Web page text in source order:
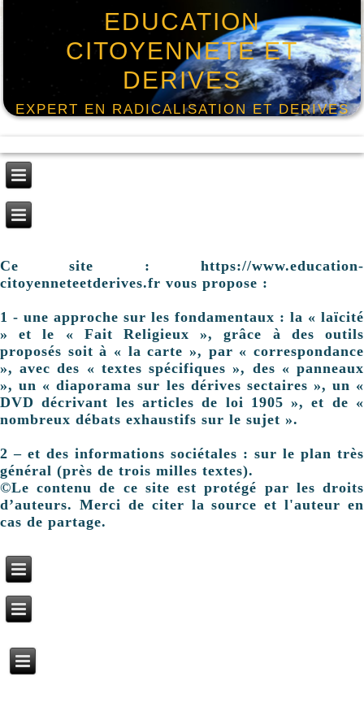
EDUCATION
CITOYENNETE ET
DERIVES
EXPERT EN RADICALISATION ET DERIVES
Ce site : https://www.education-
citoyenneteetderives.fr vous propose :
1 - une approche sur les fondamentaux : la « laïcité
» et le « Fait Religieux », grâce à des outils
proposés soit à « la carte », par « correspondance
», avec des « textes spécifiques », des « panneaux
», un « diaporama sur les dérives sectaires », un «
DVD décrivant les articles de loi 1905 », et de «
nombreux débats exhaustifs sur le sujet ».
2 – et des informations sociétales : sur le plan très
général (près de trois milles textes).
©Le contenu de ce site est protégé par les droits
d’auteurs. Merci de citer la source et l'auteur en
cas de partage.